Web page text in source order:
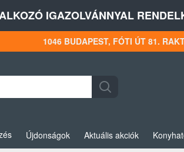
IGAZOLVÁNNYAL
1046 BUDAPEST, FÓTI ÚT 81.
Újdonságok Aktuális akciók